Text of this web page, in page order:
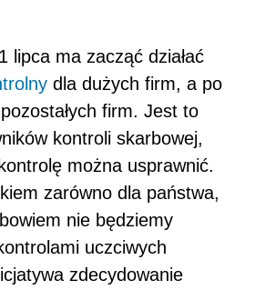
lipca ma zacząć działać
dla dużych firm, a po
firm. Jest to
kontroli skarbowej,
można usprawnić.
zarówno dla państwa,
nie będziemy
uczciwych
zdecydowanie